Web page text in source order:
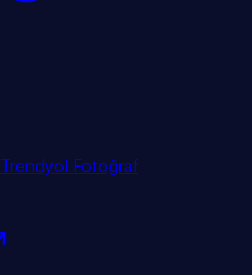
Trendyol Fotoğraf